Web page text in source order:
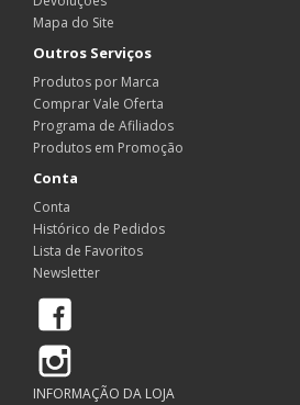
Mapa do Site
Outros Serviços
Produtos por Marca
Comprar Vale Oferta
Programa de Afiliados
Produtos em Promoção
Conta
Conta
Histórico de Pedidos
Lista de Favoritos
Newsletter
INFORMAÇÃO DA LOJA